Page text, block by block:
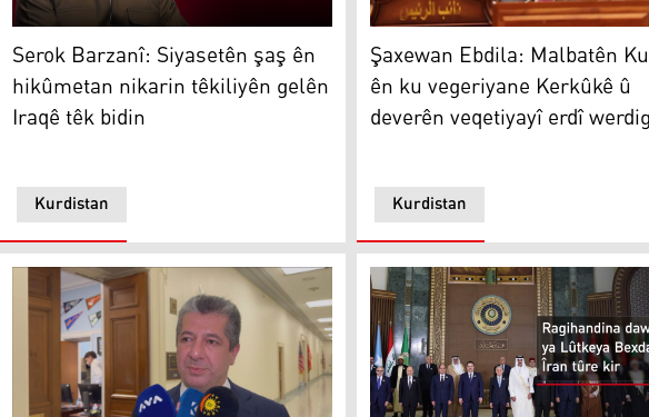
Serok Barzanî: Siyasetên şaş ên hikûmetan nikarin têkiliyên gelên Iraqê têk
Kurdistan
Serok Barzanî: Siyasetên şaş ên
hikûmetan nikarin têkiliyên gelên
Iraqê têk bidin
Şaxewan Ebdila
Kurdistan
Şaxewan Ebdila: Malbatên
ên ku vegeriyane Kerkûkê û
deverên veqetiyayî erdî